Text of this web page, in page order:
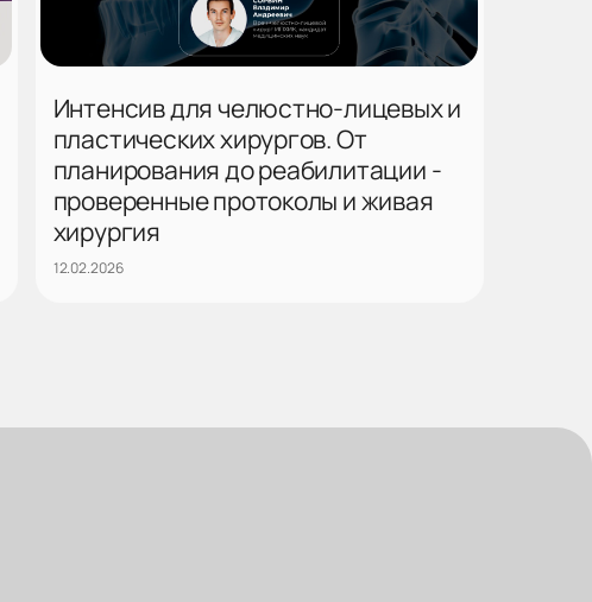
Интенсив для челюстно-лицевых и
пластических хирургов. От
планирования до реабилитации -
проверенные протоколы и живая
хирургия
12.02.2026